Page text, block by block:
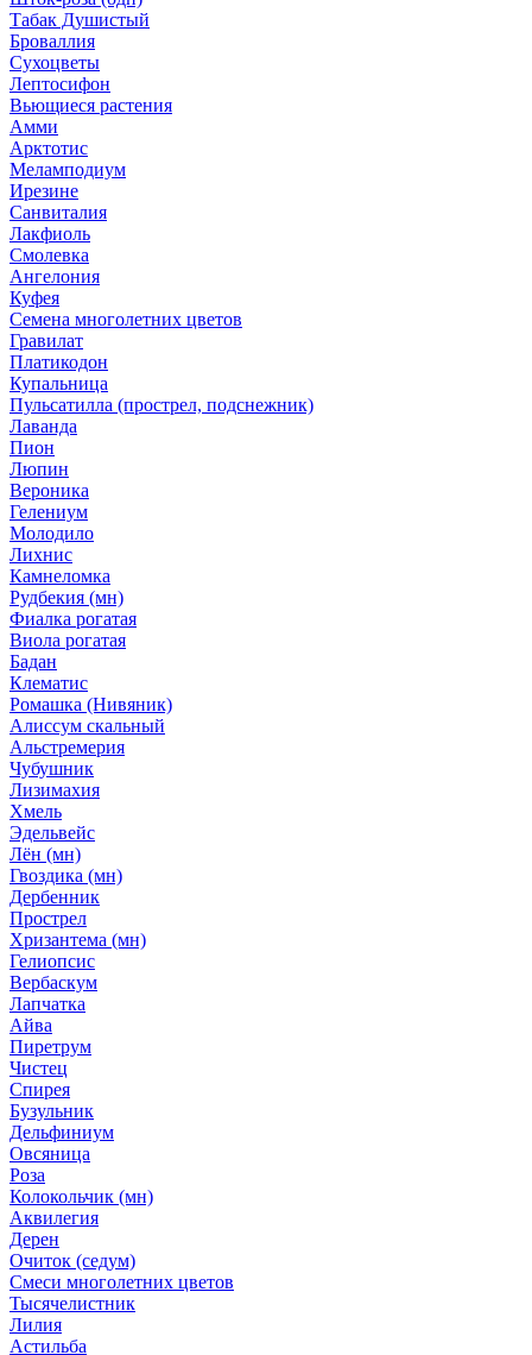
Табак Душистый
Броваллия
Сухоцветы
Лептосифон
Вьющиеся растения
Амми
Арктотис
Меламподиум
Ирезине
Санвиталия
Лакфиоль
Смолевка
Ангелония
Куфея
Семена многолетних цветов
Гравилат
Платикодон
Купальница
Пульсатилла (прострел, подснежник)
Лаванда
Пион
Люпин
Вероника
Гелениум
Молодило
Лихнис
Камнеломка
Рудбекия (мн)
Фиалка рогатая
Виола рогатая
Бадан
Клематис
Ромашка (Нивяник)
Алиссум скальный
Альстремерия
Чубушник
Лизимахия
Хмель
Эдельвейс
Лён (мн)
Гвоздика (мн)
Дербенник
Прострел
Хризантема (мн)
Гелиопсис
Вербаскум
Лапчатка
Айва
Пиретрум
Чистец
Спирея
Бузульник
Дельфиниум
Овсяница
Роза
Колокольчик (мн)
Аквилегия
Дерен
Очиток (седум)
Смеси многолетних цветов
Тысячелистник
Лилия
Астильба